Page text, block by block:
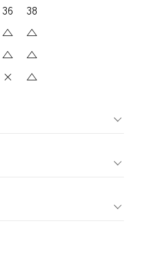
36
38
△
△
△
△
× △